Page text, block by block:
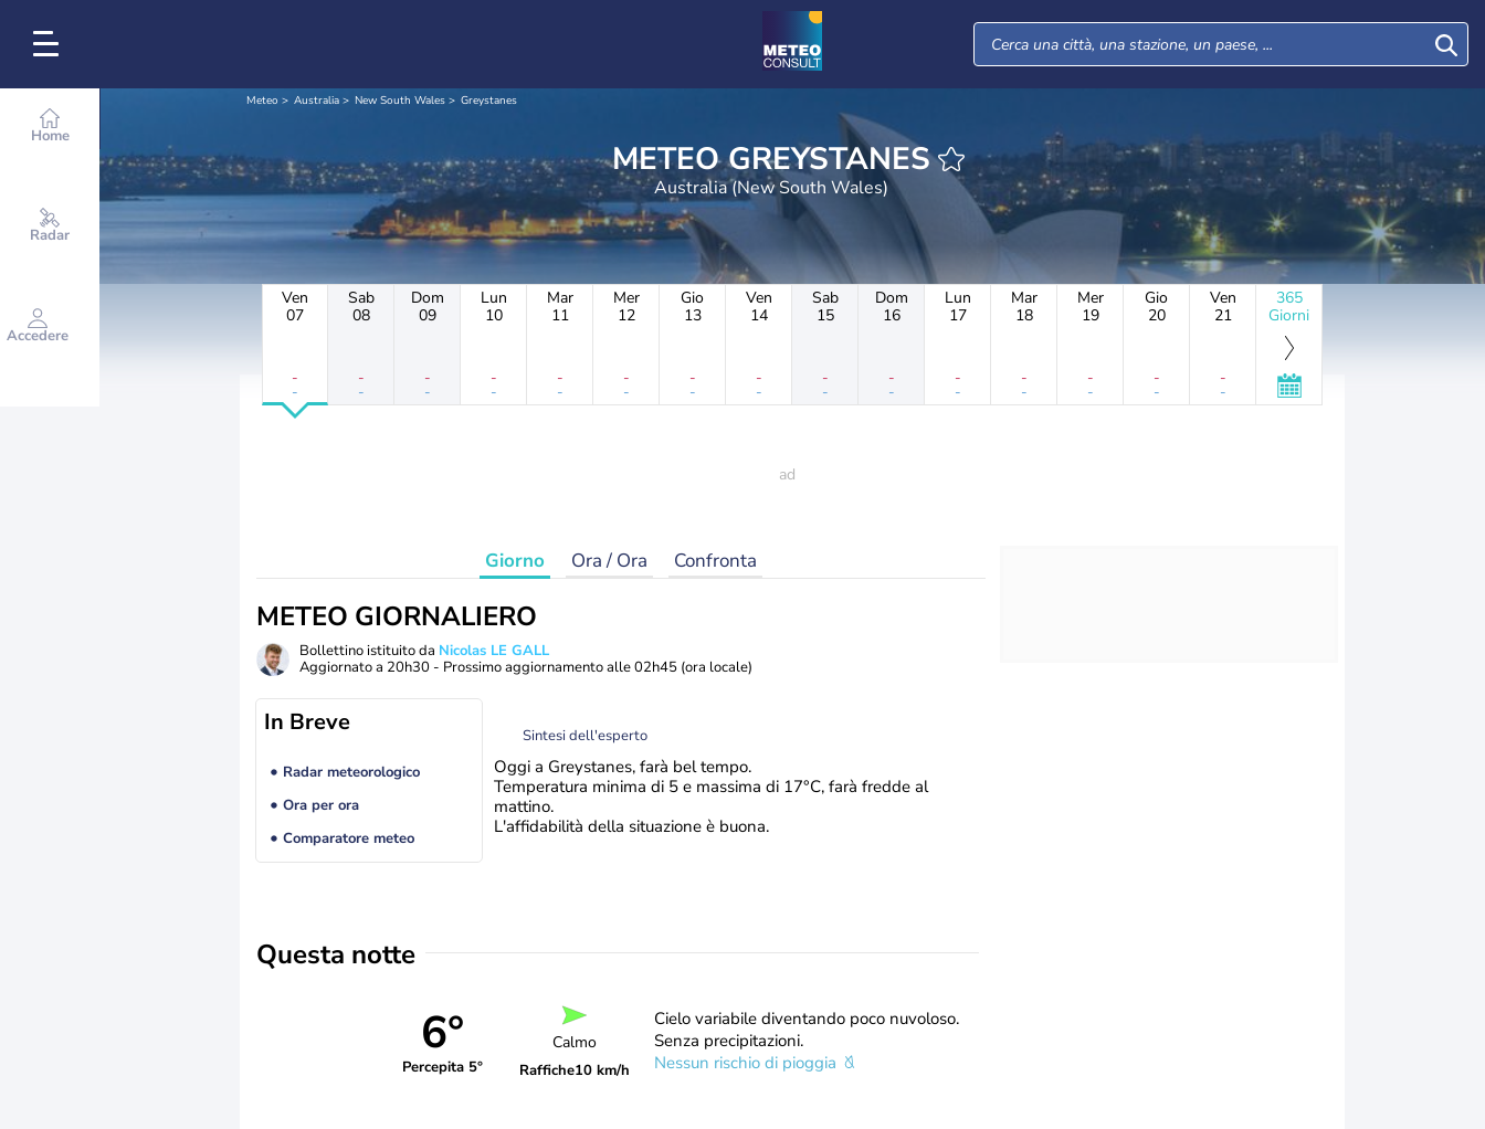
Home
Radar
Accedere
Meteo Australia New South Wales Greystanes
METEO GREYSTANES
Australia (New South Wales)
Ven
07
-
-
Sab
08
-
-
Dom
09
-
-
Lun
10
-
-
Mar
11
-
-
Mer
12
-
-
Gio
13
-
-
Ven
14
-
-
Sab
15
-
-
Dom
16
-
-
Lun
17
-
-
Mar
18
-
-
Mer
19
-
-
Gio
20
-
-
Ven
21
-
-
365
Giorni
Giorno Ora / Ora Confronta
METEO GIORNALIERO
Bollettino istituito da Nicolas LE GALL
Aggiornato a 20h30 - Prossimo aggiornamento alle02h45 (ora locale)
In Breve
Radar meteorologico
Ora per ora
Comparatore meteo
Sintesi dell'esperto
Oggi a Greystanes, farà bel tempo.
Temperatura minima di 5 e massima di 17°C, farà fredde al
mattino.
L'affidabilità della situazione è buona.
Questa notte
6°
Percepita 5°
Calmo
Raffiche10 km/h
Cielo variabile diventando poco nuvoloso.
Senza precipitazioni.
Nessun rischio di pioggia